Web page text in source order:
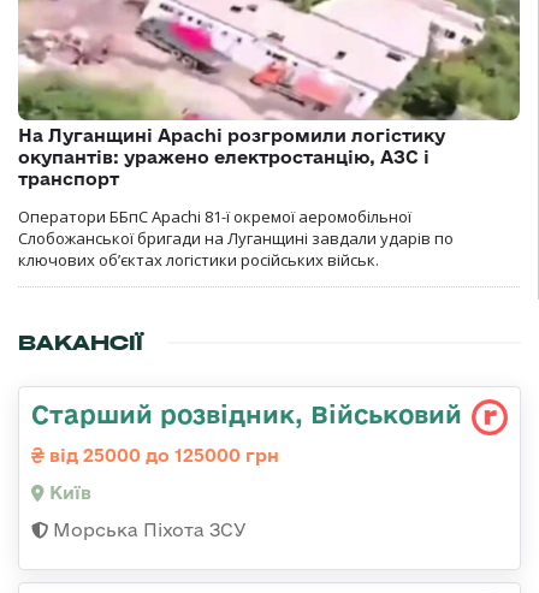
На Луганщині Apachi розгромили логістику
окупантів: уражено електростанцію, АЗС і
транспорт
Оператори ББпС Apachi 81-ї окремої аеромобільної
Слобожанської бригади на Луганщині завдали ударів по
ключових об’єктах логістики російських військ.
ВАКАНСІЇ
Старший розвідник, Військовий
від 25000 до 125000 грн
Київ
Морська Піхота ЗСУ